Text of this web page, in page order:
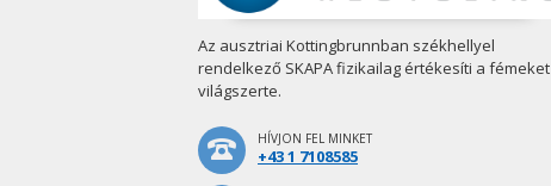
Az ausztriai Kottingbrunnban székhellyel
rendelkező SKAPA fizikailag értékesíti a fémeket
világszerte.
HÍVJON FEL MINKET
+43 1 7108585